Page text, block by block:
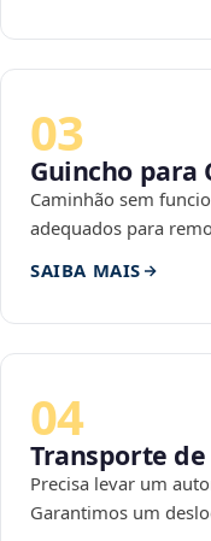
03
Guincho para
Caminhão sem
adequados para
SAIBA MAIS
04
Transporte
Precisa levar um
Garantimos um